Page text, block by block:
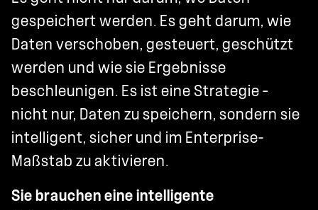
gespeichert werden. Es geht darum, wie
Daten verschoben, gesteuert, geschützt
werden und wie sie Ergebnisse
beschleunigen. Es ist eine Strategie –
nicht nur, Daten zu speichern, sondern sie
intelligent, sicher und im Enterprise-
Maßstab zu aktivieren.
Sie brauchen eine intelligente